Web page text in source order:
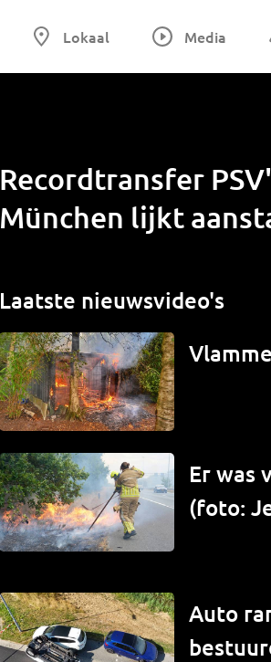
Lokaal Media
Recordtransfer
München lijkt
Laatste nieuwsvideo's
Er was
(foto:
Auto